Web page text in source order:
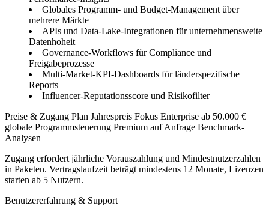
Globales Programm- und Budget-Management über
mehrere Märkte
APIs und Data-Lake-Integrationen für unternehmensweite
Datenhoheit
Governance-Workflows für Compliance und
Freigabeprozesse
Multi-Market-KPI-Dashboards für länderspezifische
Reports
Influencer-Reputationsscore und Risikofilter
Preise & Zugang Plan Jahrespreis Fokus Enterprise ab 50.000 €
globale Programmsteuerung Premium auf Anfrage Benchmark-
Analysen
Zugang erfordert jährliche Vorauszahlung und Mindestnutzerzahlen
in Paketen. Vertragslaufzeit beträgt mindestens 12 Monate, Lizenzen
starten ab 5 Nutzern.
Benutzererfahrung & Support